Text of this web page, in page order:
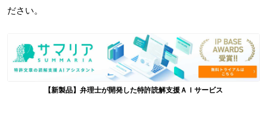
ださい。
【新製品】弁理士が開発した特許読解支援ＡＩサービス